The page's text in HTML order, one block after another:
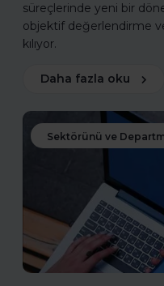
süreçlerinde yeni bir
objektif değerlendirme
kılıyor.
Daha fazla oku
Sektörünü ve